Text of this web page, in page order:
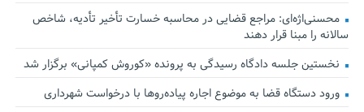
محسنی‌اژه‌ای: مراجع قضایی در محاسبه خسارت تأخیر تأدیه، شاخص
سالانه را مبنا قرار دهند
نخستین جلسه دادگاه رسیدگی به پرونده «کوروش کمپانی» برگزار شد
ورود دستگاه قضا به موضوع اجاره پیاده‌روها با درخواست شهرداری